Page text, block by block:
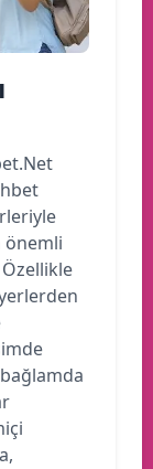
önemli